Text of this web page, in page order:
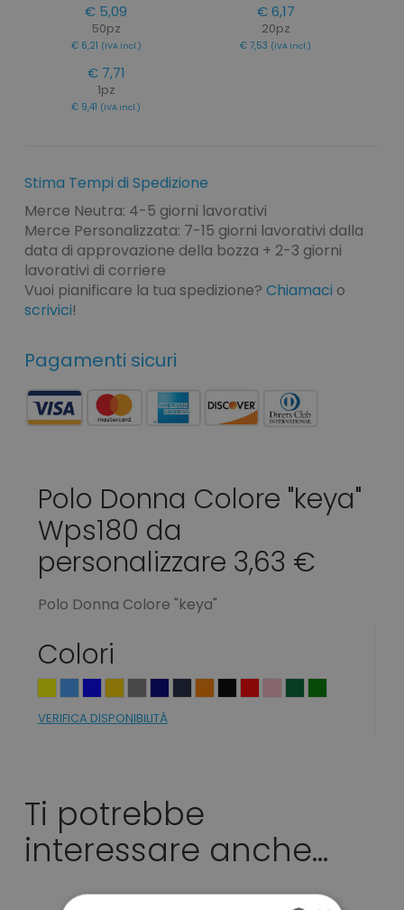
€ 5,09
50pz
€ 6,21 (IVA incl.)
€ 6,17
20pz
€ 7,53 (IVA incl.)
€ 7,71
1pz
€ 9,41 (IVA incl.)
Stima Tempi di Spedizione
Merce Neutra: 4-5 giorni lavorativi
Merce Personalizzata: 7-15 giorni lavorativi dalla
data di approvazione della bozza + 2-3 giorni
lavorativi di corriere
Vuoi pianificare la tua spedizione? Chiamaci o
scrivici!
Pagamenti sicuri
Polo Donna Colore "keya"
Wps180 da
personalizzare 3,63 €
Polo Donna Colore "keya"
Colori
VERIFICA DISPONIBILITÁ
Ti potrebbe
interessare anche...